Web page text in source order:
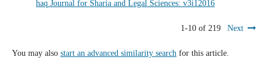
haq Journal for Sharia and Legal Sciences: v3i12016
1-10 of 219 Next
You may also start an advanced similarity searchfor this article.